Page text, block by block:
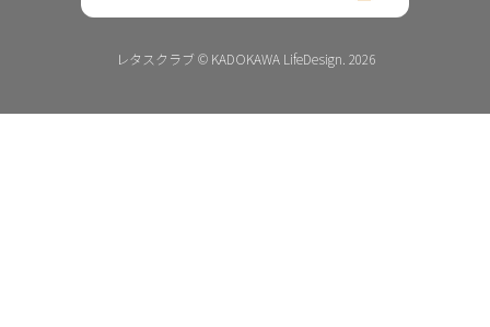
レタスクラブ © KADOKAWA LifeDesign. 2026